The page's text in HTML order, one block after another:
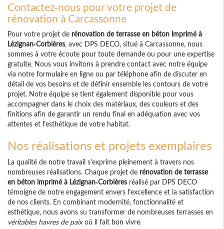
Contactez-nous pour votre projet de
rénovation à Carcassonne
Pour votre projet de rénovation de terrasse en béton imprimé à
Lézignan-Corbières, avec DPS DECO, situé à Carcassonne, nous
sommes à votre écoute pour toute demande ou pour une expertise
gratuite. Nous vous invitons à prendre contact avec notre équipe
via notre formulaire en ligne ou par téléphone afin de discuter en
détail de vos besoins et de définir ensemble les contours de votre
projet. Notre équipe se tient également disponible pour vous
accompagner dans le choix des matériaux, des couleurs et des
finitions afin de garantir un rendu final en adéquation avec vos
attentes et l'esthétique de votre habitat.
Nos réalisations et projets exemplaires
La qualité de notre travail s'exprime pleinement à travers nos
nombreuses réalisations. Chaque projet de rénovation de terrasse
en béton imprimé à Lézignan-Corbières réalisé par DPS DECO
témoigne de notre engagement envers l'excellence et la satisfaction
de nos clients. En combinant modernité, fonctionnalité et
esthétique, nous avons su transformer de nombreuses terrasses en
véritables havres de paixoù il fait bon vivre.